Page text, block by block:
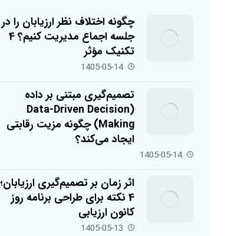
چگونه اختلاف نظر ارزیابان را در
جلسه اجماع مدیریت کنیم؟ 4
تکنیک مؤثر
1405-05-14
تصمیم‌گیری مبتنی بر داده
(Data-Driven Decision
Making) چگونه مزیت رقابتی
ایجاد می‌کند؟
1405-05-14
اثر زمان بر تصمیم‌گیری ارزیابان؛
4 نکته برای طراحی برنامه روز
کانون ارزیابی
1405-05-13